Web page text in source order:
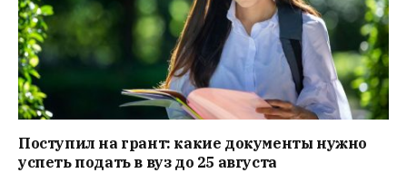
Поступил на грант: какие документы нужно
успеть подать в вуз до 25 августа